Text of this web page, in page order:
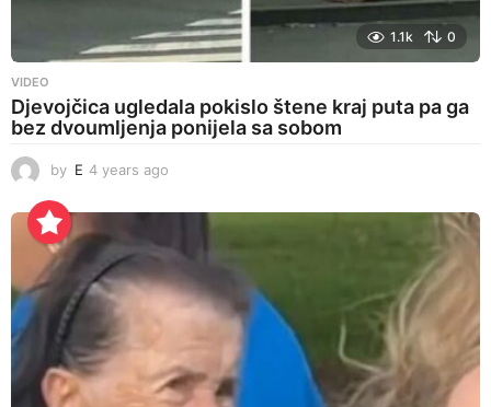
1.1k 0
VIDEO
Djevojčica ugledala pokislo štene kraj puta pa ga
bez dvoumljenja ponijela sa sobom
by E 4 years ago
e
r
s
a